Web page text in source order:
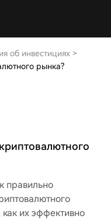
об инвестициях >
рынка?
правильно
их эффективно